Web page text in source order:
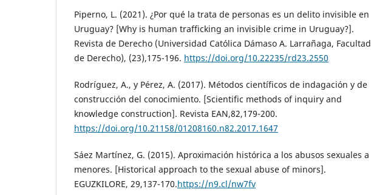
Piperno, L. (2021). ¿Por qué la trata de personas es un delito invisible en
Uruguay? [Why is human trafficking an invisible crime in Uruguay?].
Revista de Derecho (Universidad Católica Dámaso A. Larrañaga, Facultad
de Derecho), (23),175-196. https://doi.org/10.22235/rd23.2550
Rodríguez, A., y Pérez, A. (2017). Métodos científicos de indagación y de
construcción del conocimiento. [Scientific methods of inquiry and
knowledge construction]. Revista EAN,82,179-200.
https://doi.org/10.21158/01208160.n82.2017.1647
Sáez Martínez, G. (2015). Aproximación histórica a los abusos sexuales a
menores. [Historical approach to the sexual abuse of minors].
EGUZKILORE, 29,137-170.https://n9.cl/nw7fv